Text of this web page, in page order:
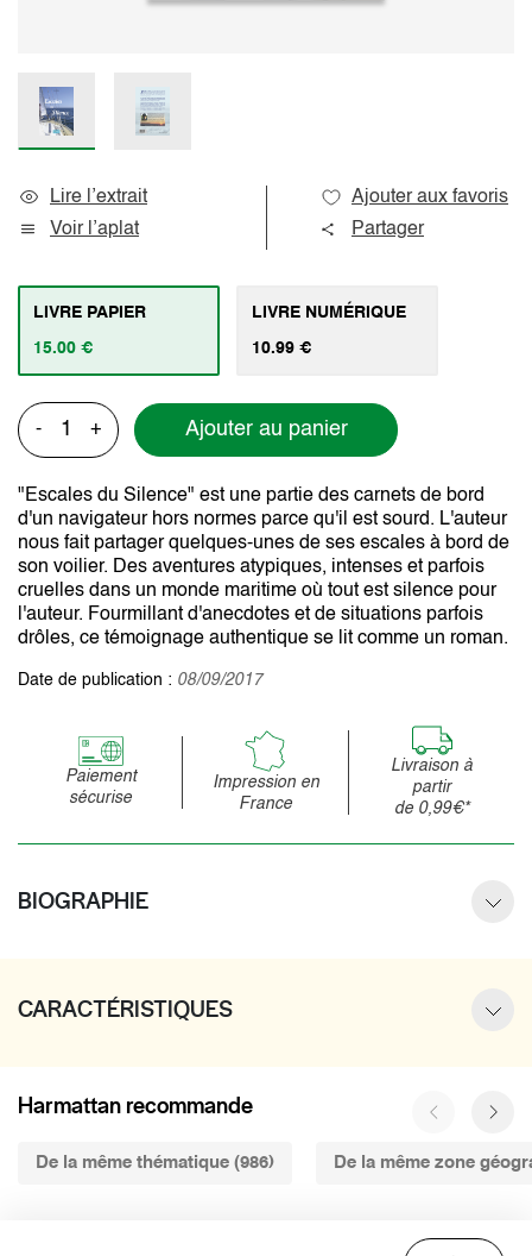
Lire l’extrait
Voir l’aplat
Ajouter aux favoris
Partager
LIVRE PAPIER
15.00 €
LIVRE NUMÉRIQUE
10.99 €
- + Ajouter au panier
"Escales du Silence" est une partie des carnets de bord
d'un navigateur hors normes parce qu'il est sourd. L'auteur
nous fait partager quelques-unes de ses escales à bord de
son voilier. Des aventures atypiques, intenses et parfois
cruelles dans un monde maritime où tout est silence pour
l'auteur. Fourmillant d'anecdotes et de situations parfois
drôles, ce témoignage authentique se lit comme un roman.
Date de publication : 08/09/2017
Paiement
sécurise
Impression en
France
Livraison à
partir
de 0,99€*
BIOGRAPHIE
CARACTÉRISTIQUES
Harmattan recommande
De la même thématique (986) De la même zone